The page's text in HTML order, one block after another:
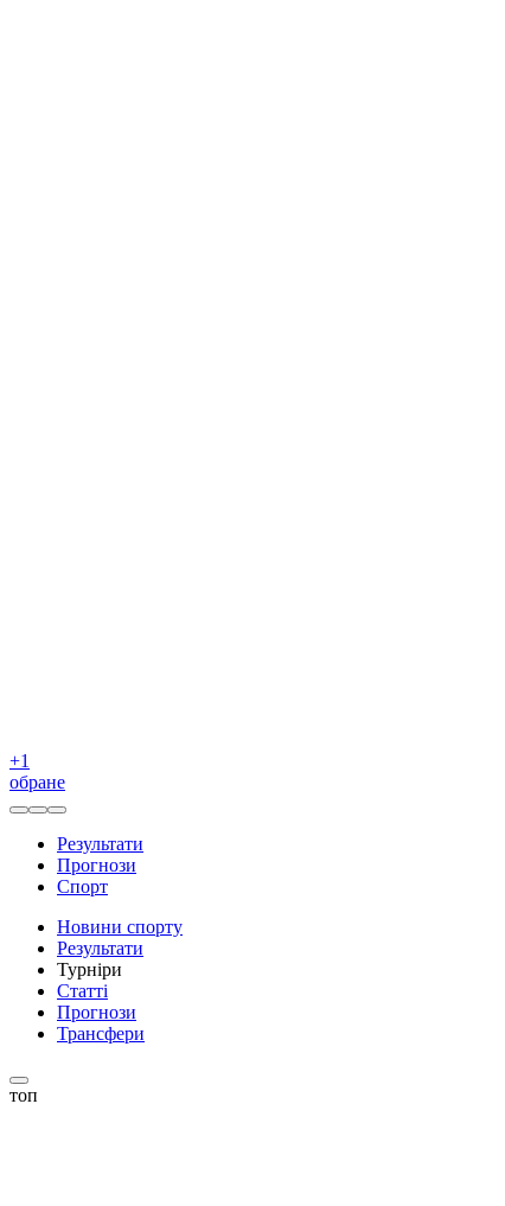
+1
обране
Результати
Прогнози
Спорт
Новини спорту
Результати
Турніри
Статті
Прогнози
Трансфери
топ